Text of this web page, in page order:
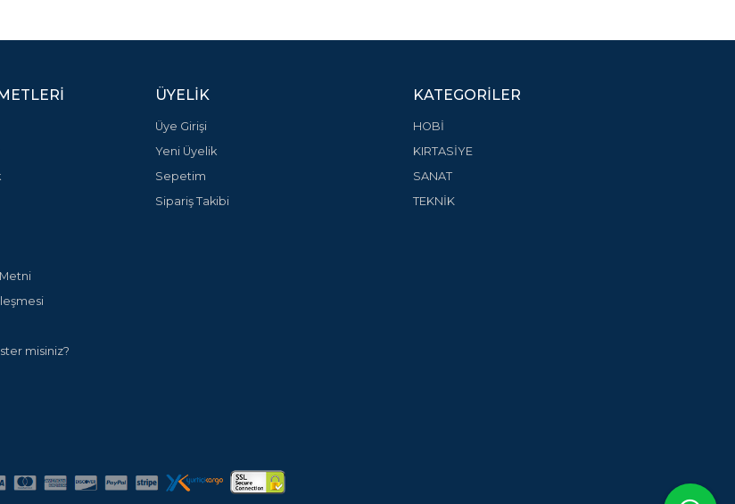
misiniz?
ÜYELIK
Üye Girişi
Yeni Üyelik
Sepetim
Sipariş Takibi
KATEGORILER
HOBİ
KIRTASİYE
SANAT
TEKNİK